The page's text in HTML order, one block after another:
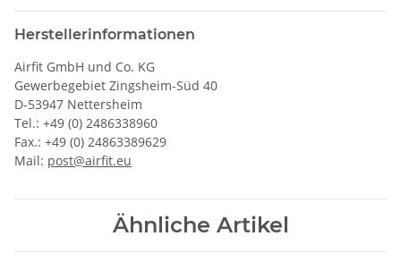
Herstellerinformationen
Airfit GmbH und Co. KG
Gewerbegebiet Zingsheim-Süd 40
D-53947 Nettersheim
Tel.: +49 (0) 2486338960
Fax.: +49 (0) 24863389629
Mail: post@airfit.eu
Ähnliche Artikel